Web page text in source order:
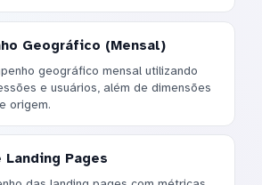
Geográfico (Mensal)
geográfico mensal utilizando
e usuários, além de dimensões
origem.
Pages